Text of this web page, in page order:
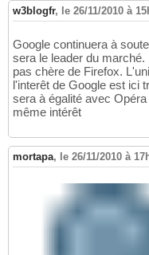
w3blogfr, le 26/11/2010 à
Google continuera à
sera le leader du
pas chère de Firefox.
l'interêt de Google est ici
sera à égalité avec
même intérêt
mortapa, le 26/11/2010 à